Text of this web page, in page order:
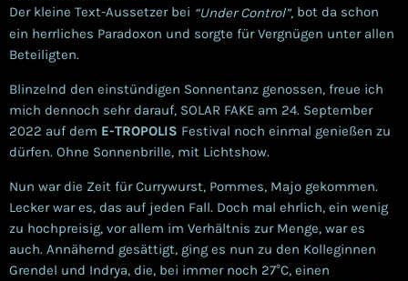
Der kleine Text-Aussetzer bei “Under Control”, bot da schon
ein herrliches Paradoxon und sorgte für Vergnügen unter allen
Beteiligten.
Blinzelnd den einstündigen Sonnentanz genossen, freue ich
mich dennoch sehr darauf, SOLAR FAKE am 24. September
2022 auf dem E-TROPOLIS Festival noch einmal genießen zu
dürfen. Ohne Sonnenbrille, mit Lichtshow.
Nun war die Zeit für Currywurst, Pommes, Majo gekommen.
Lecker war es, das auf jeden Fall. Doch mal ehrlich, ein wenig
zu hochpreisig, vor allem im Verhältnis zur Menge, war es
auch. Annähernd gesättigt, ging es nun zu den Kolleginnen
Grendel und Indrya, die, bei immer noch 27°C, einen